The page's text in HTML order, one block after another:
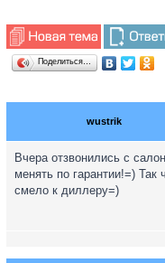
Поделиться…
wustrik
Вчера отзвонились с
менять по гарантии!=) Так
смело к диллеру=)